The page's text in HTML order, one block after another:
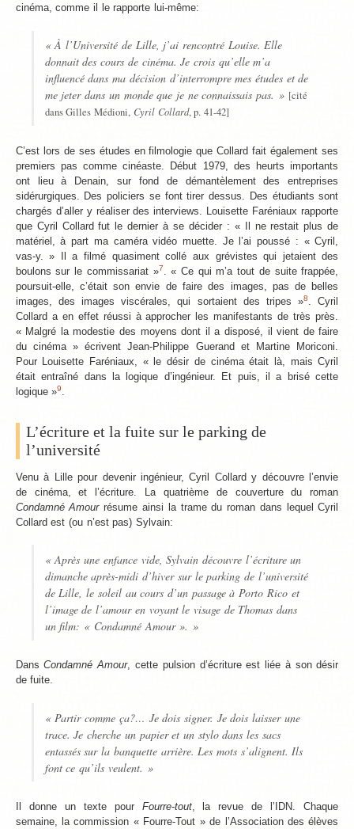
cinéma, comme il le rapporte lui-même:
« À l’Université de Lille, j’ai rencontré Louise. Elle
donnait des cours de cinéma. Je crois qu’elle m’a
influencé dans ma décision d’interrompre mes études et de
me jeter dans un monde que je ne connaissais pas. » [cité
dans Gilles Médioni, Cyril Collard, p. 41-42]
C’est lors de ses études en filmologie que Collard fait également ses
premiers pas comme cinéaste. Début 1979, des heurts importants
ont lieu à Denain, sur fond de démantèlement des entreprises
sidérurgiques. Des policiers se font tirer dessus. Des étudiants sont
chargés d’aller y réaliser des interviews. Louisette Faréniaux rapporte
que Cyril Collard fut le dernier à se décider : « Il ne restait plus de
matériel, à part ma caméra vidéo muette. Je l’ai poussé : « Cyril,
vas-y. » Il a filmé quasiment collé aux grévistes qui jetaient des
boulons sur le commissariat »7
. « Ce qui m’a tout de suite frappée,
poursuit-elle, c’était son envie de faire des images, pas de belles
images, des images viscérales, qui sortaient des tripes »8
. Cyril
Collard a en effet réussi à approcher les manifestants de très près.
« Malgré la modestie des moyens dont il a disposé, il vient de faire
du cinéma » écrivent Jean-Philippe Guerand et Martine Moriconi.
Pour Louisette Faréniaux, « le désir de cinéma était là, mais Cyril
était entraîné dans la logique d’ingénieur. Et puis, il a brisé cette
logique »9
L’écriture et la fuite sur le parking de
l’université
Venu à Lille pour devenir ingénieur, Cyril Collard y découvre l’envie
de cinéma, et l’écriture. La quatrième de couverture du roman
Condamné Amourrésume ainsi la trame du roman dans lequel Cyril
Collard est (ou n’est pas) Sylvain:
« Après une enfance vide, Sylvain découvre l’écriture un
dimanche après-midi d’hiver sur le parking de l’université
de Lille, le soleil au cours d’un passage à Porto Rico et
l’image de l’amour en voyant le visage de Thomas dans
un film: « Condamné Amour ». »
DansCondamné Amour, cette pulsion d’écriture est liée à son désir
de fuite.
« Partir comme ça?… Je dois signer. Je dois laisser une
trace. Je cherche un papier et un stylo dans les sacs
entassés sur la banquette arrière. Les mots s’alignent. Ils
font ce qu’ils veulent. »
Il donne un texte pour Fourre-tout, la revue de l’IDN. Chaque
semaine, la commission « Fourre-Tout » de l’Association des élèves